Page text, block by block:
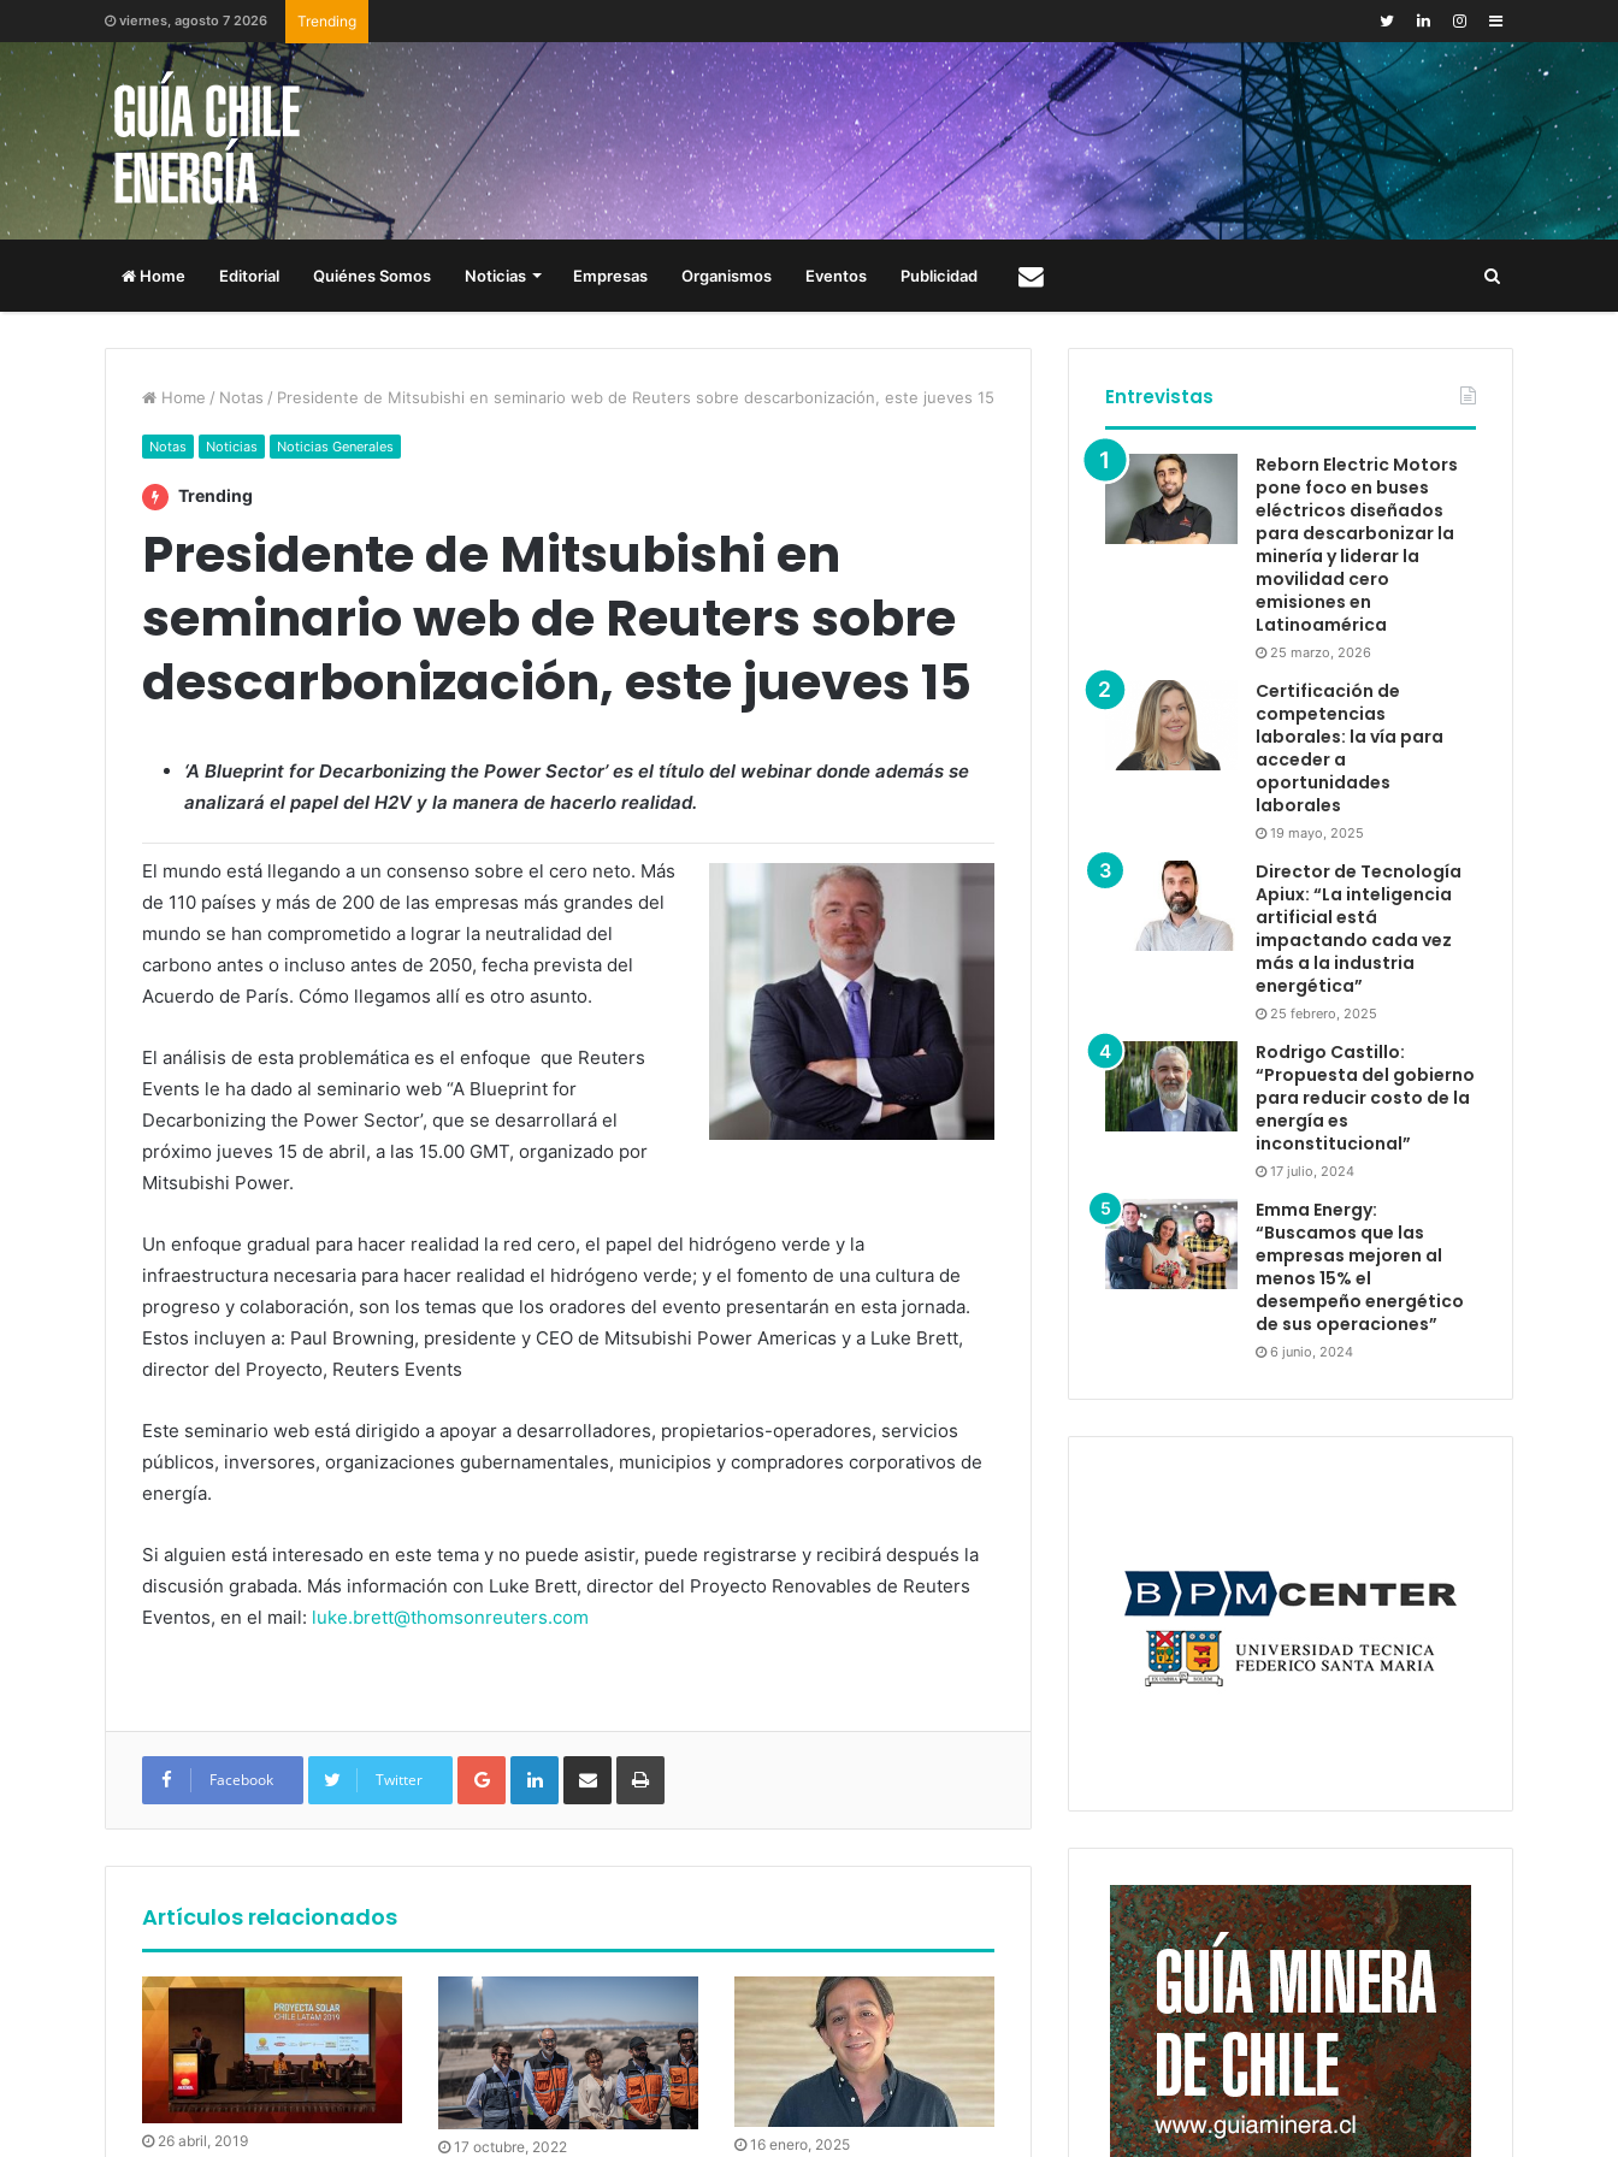
viernes, agosto 7 2026 Trending Sidebar
Home Editorial Quiénes Somos Noticias Empresas Organismos Eventos Publicidad
Home / Notas / Presidente de Mitsubishi en seminario web de Reuters sobre descarbonización, este jueves 15
Notas Noticias Noticias Generales
Trending
Presidente de Mitsubishi en
seminario web de Reuters sobre
descarbonización, este jueves 15
‘A Blueprint for Decarbonizing the Power Sector’es el título del webinar donde además se
analizará el papel del H2V y la manera de hacerlo realidad.
El mundo está llegando a un consenso sobre el cero neto. Más
de 110 países y más de 200 de las empresas más grandes del
mundo se han comprometido a lograr la neutralidad del
carbono antes o incluso antes de 2050, fecha prevista del
Acuerdo de París. Cómo llegamos allí es otro asunto.
El análisis de esta problemática es el enfoque que Reuters
Events le ha dado al seminario web “A Blueprint for
Decarbonizing the Power Sector’, que se desarrollará el
próximo jueves 15 de abril, a las 15.00 GMT, organizado por
Mitsubishi Power.
Un enfoque gradual para hacer realidad la red cero, el papel del hidrógeno verde y la
infraestructura necesaria para hacer realidad el hidrógeno verde; y el fomento de una cultura de
progreso y colaboración, son los temas que los oradores del evento presentarán en esta jornada.
Estos incluyen a: Paul Browning, presidente y CEO de Mitsubishi Power Americas y a Luke Brett,
director del Proyecto, Reuters Events
Este seminario web está dirigido a apoyar a desarrolladores, propietarios-operadores, servicios
públicos, inversores, organizaciones gubernamentales, municipios y compradores corporativos de
energía.
Si alguien está interesado en este tema y no puede asistir, puede registrarse y recibirá después la
discusión grabada. Más información con Luke Brett, director del Proyecto Renovables de Reuters
Eventos, en el mail: luke.brett@thomsonreuters.com
Facebook Twitter
Google+ LinkedIn
Artículos relacionados
26 abril, 2019 17 octubre, 2022 16 enero, 2025
Entrevistas
Reborn Electric Motors
pone foco en buses
eléctricos diseñados
para descarbonizar la
minería y liderar la
movilidad cero
emisiones en
Latinoamérica
25 marzo, 2026
Certificación de
competencias
laborales: la vía para
acceder a
oportunidades
laborales
19 mayo, 2025
Director de Tecnología
Apiux: “La inteligencia
artificial está
impactando cada vez
más a la industria
energética”
25 febrero, 2025
Rodrigo Castillo:
“Propuesta del gobierno
para reducir costo de la
energía es
inconstitucional”
17 julio, 2024
Emma Energy:
“Buscamos que las
empresas mejoren al
menos 15% el
desempeño energético
de sus operaciones”
6 junio, 2024